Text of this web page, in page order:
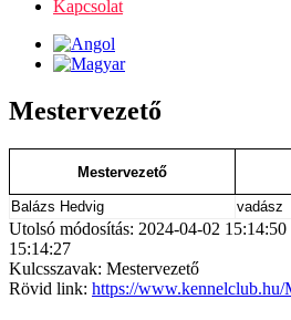
Kapcsolat
Mestervezető
Mestervezető
Balázs Hedvig vadász
Utolsó módosítás: 2024-04-02
15:14:27
Kulcsszavak: Mestervezető
Rövid link: https://www.kennelclub.hu/